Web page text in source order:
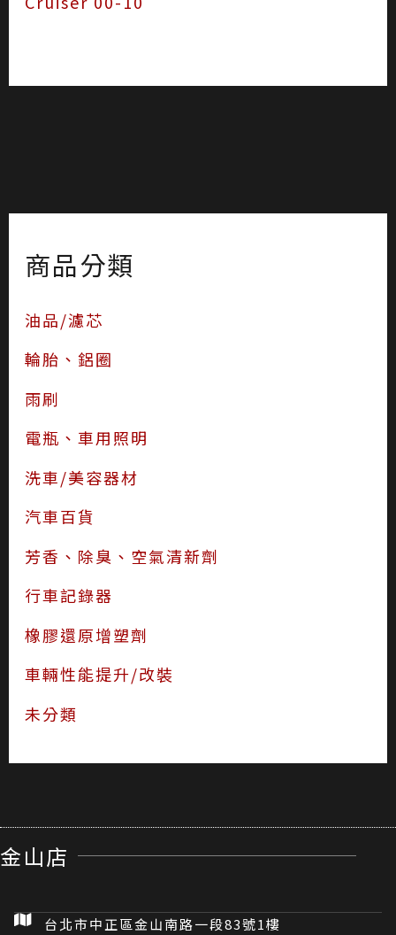
商品分類
油品/濾芯
輪胎、鋁圈
雨刷
電瓶、車用照明
洗車/美容器材
汽車百貨
芳香、除臭、空氣清新劑
行車記錄器
橡膠還原增塑劑
車輛性能提升/改裝
未分類
金山店
台北市中正區金山南路一段83號1樓